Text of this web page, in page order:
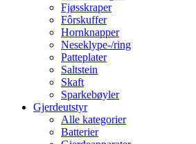
Fjøsskraper
Fôrskuffer
Hornknapper
Neseklype-/ring
Patteplater
Saltstein
Skaft
Sparkebøyler
Gjerdeutstyr
Alle kategorier
Batterier